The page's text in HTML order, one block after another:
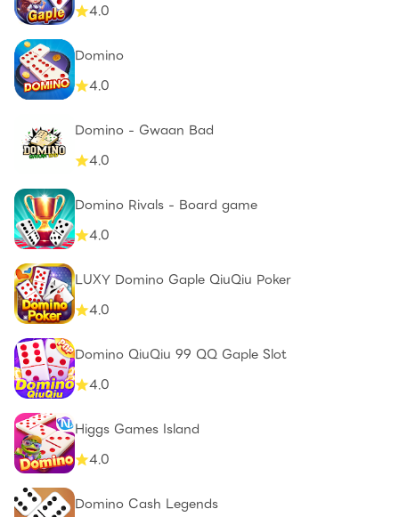
4.0
Domino
4.0
Domino - Gwaan Bad
4.0
Domino Rivals - Board game
4.0
LUXY Domino Gaple QiuQiu Poker
4.0
Domino QiuQiu 99 QQ Gaple Slot
4.0
Higgs Games Island
4.0
Domino Cash Legends